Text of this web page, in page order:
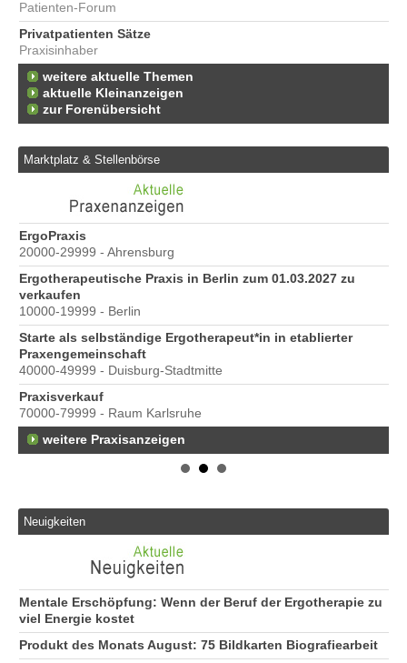
Patienten-Forum
Privatpatienten Sätze
Praxisinhaber
weitere aktuelle Themen
aktuelle Kleinanzeigen
zur Forenübersicht
Marktplatz & Stellenbörse
ErgoPraxis
20000-29999 - Ahrensburg
Ergotherapeutische Praxis in Berlin zum 01.03.2027 zu
verkaufen
10000-19999 - Berlin
Starte als selbständige Ergotherapeut*in in etablierter
Praxengemeinschaft
40000-49999 - Duisburg-Stadtmitte
Praxisverkauf
70000-79999 - Raum Karlsruhe
weitere Praxisanzeigen
Neuigkeiten
Mentale Erschöpfung: Wenn der Beruf der Ergotherapie zu
viel Energie kostet
Produkt des Monats August: 75 Bildkarten Biografiearbeit